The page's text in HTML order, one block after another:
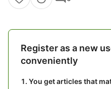
Register as a new
conveniently
You get articles that